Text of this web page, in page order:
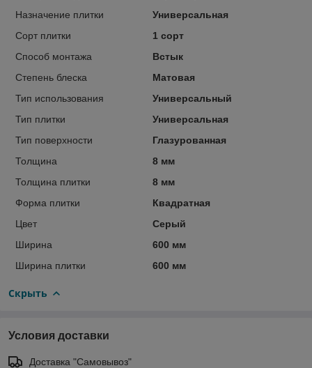
Назначение плитки
Универсальная
Сорт плитки
1 сорт
Способ монтажа
Встык
Степень блеска
Матовая
Тип использования
Универсальный
Тип плитки
Универсальная
Тип поверхности
Глазурованная
Толщина
8 мм
Толщина плитки
8 мм
Форма плитки
Квадратная
Цвет
Серый
Ширина
600 мм
Ширина плитки
600 мм
Скрыть
Условия доставки
Доставка "Самовывоз"